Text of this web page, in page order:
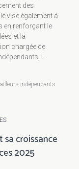
des
vise également à
en renforçant le
et la
chargée de
l...
indépendants
croissance
2025